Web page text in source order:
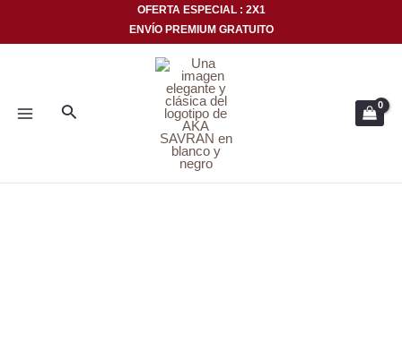
OFERTA ESPECIAL : 2X1
ENVÍO PREMIUM GRATUITO
Buscar